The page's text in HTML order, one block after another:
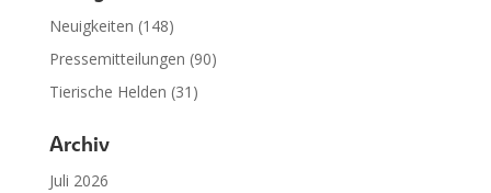
Neuigkeiten (148)
Pressemitteilungen (90)
Tierische Helden (31)
Archiv
Juli 2026